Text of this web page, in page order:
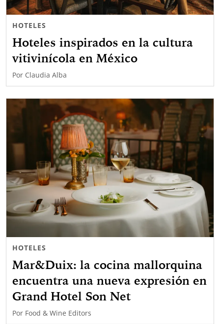
HOTELES
Hoteles inspirados en la cultura
vitivinícola en México
Por Claudia Alba
HOTELES
Mar&Duix: la cocina mallorquina
encuentra una nueva expresión en
Grand Hotel Son Net
Por Food & Wine Editors